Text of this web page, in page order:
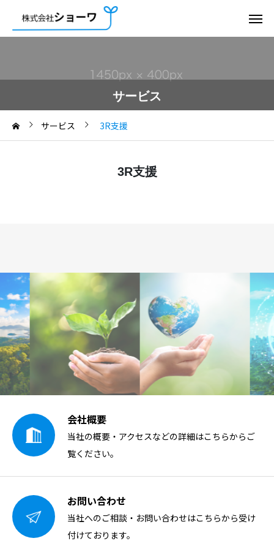
サービス
サービス 3R支援
3R支援
会社概要
当社の概要・アクセスなどの詳細はこちらからご
覧ください。
お問い合わせ
当社へのご相談・お問い合わせはこちらから受け
付けております。